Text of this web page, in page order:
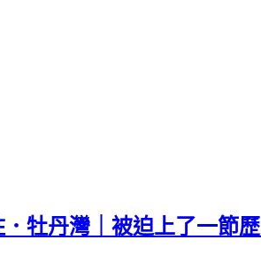
．牡丹灣｜被迫上了一節